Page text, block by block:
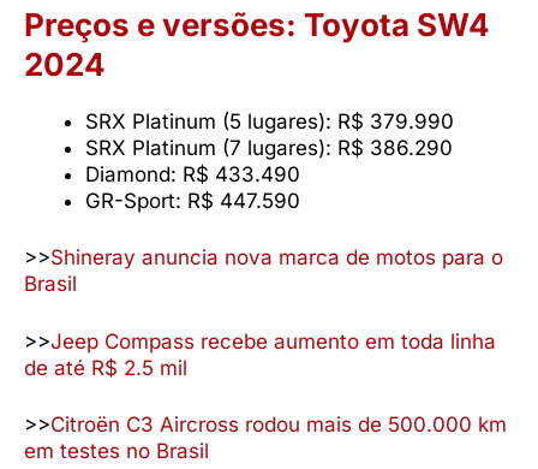
Preços e versões: Toyota SW4
2024
SRX Platinum (5 lugares): R$ 379.990
SRX Platinum (7 lugares): R$ 386.290
Diamond: R$ 433.490
GR-Sport: R$ 447.590
>>Shineray anuncia nova marca de motos para o
Brasil
>>Jeep Compass recebe aumento em toda linha
de até R$ 2.5 mil
>>Citroën C3 Aircross rodou mais de 500.000 km
em testes no Brasil